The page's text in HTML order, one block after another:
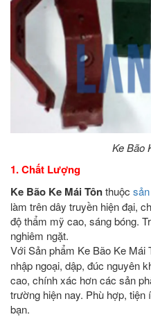
Ke Bão
1. Chất Lượng
Ke Bão Ke Mái Tônthuộc
làm trên dây truyền hiện đại,
độ thẩm mỹ cao, sáng bóng.
nghiêm ngặt.
Với Sản phẩm Ke Bão Ke Mái
nhập ngoại, dập, đúc nguyên
cao, chính xác hơn các sản
trường hiện nay. Phù hợp,
bạn.